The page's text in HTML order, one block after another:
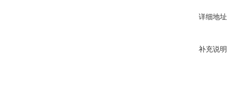
详细地
补充说